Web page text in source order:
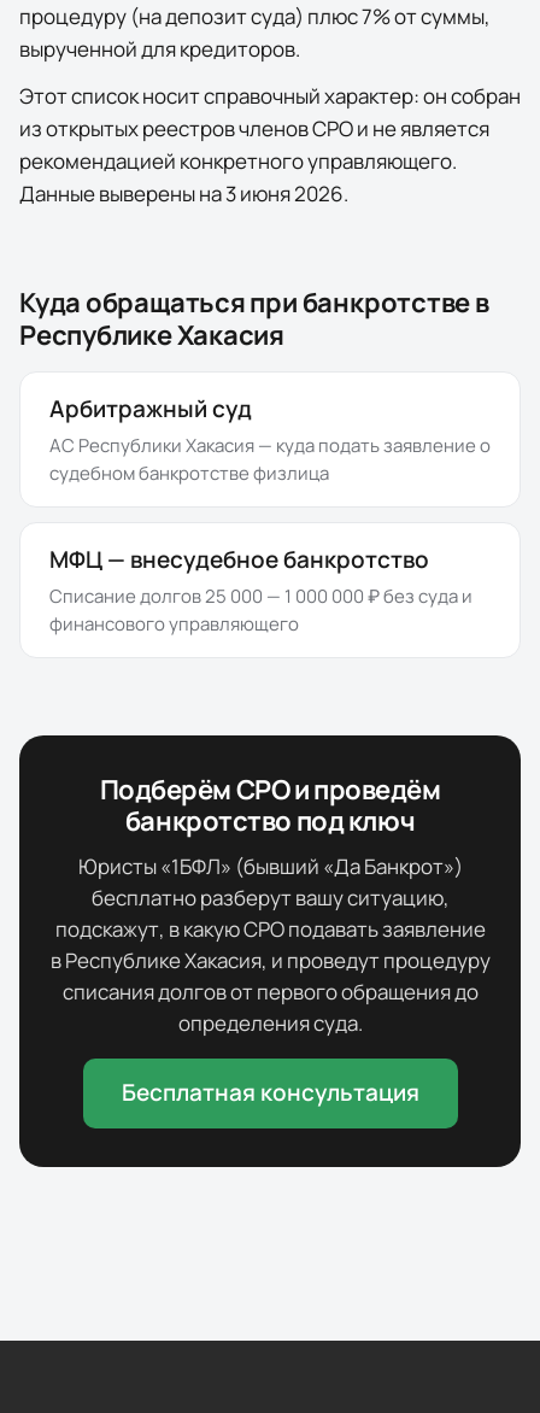
процедуру (на депозит суда) плюс 7% от суммы,
вырученной для кредиторов.
Этот список носит справочный характер: он собран
из открытых реестров членов СРО и не является
рекомендацией конкретного управляющего.
Данные выверены на3 июня 2026.
Куда обращаться при банкротстве в
Республике Хакасия
Арбитражный суд
АС Республики Хакасия— куда подать заявление о
судебном банкротстве физлица
МФЦ — внесудебное банкротство
Списание долгов 25 000 — 1 000 000 ₽ без суда и
финансового управляющего
Подберём СРО и проведём
банкротство под ключ
Юристы «1БФЛ» (бывший «Да Банкрот»)
бесплатно разберут вашу ситуацию,
подскажут, в какую СРО подавать заявление
вРеспублике Хакасия, и проведут процедуру
списания долгов от первого обращения до
определения суда.
Бесплатная консультация